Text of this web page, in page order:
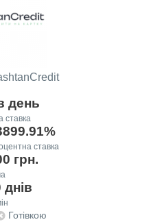
день
ставка
ставка
грн.
Готівкою